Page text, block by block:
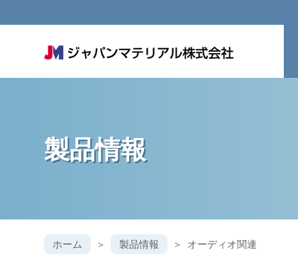
製品情報
ホーム 製品情報 オーディオ関連